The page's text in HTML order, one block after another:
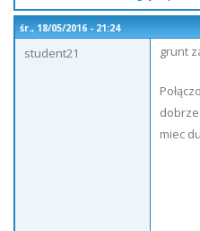
śr., 18/05/2016 - 21:24
student21
grunt
miec